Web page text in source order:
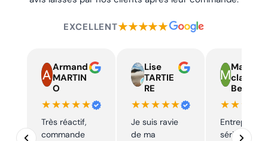
EXCELLENT★★★★★
Armand
MARTIN
O
★★★★★
Très réactif,
commande
Lise
TARTIE
RE
★★★★★
Je suis ravie
de ma
Marie
claire
Beelen
Entreprise
sérieuse,